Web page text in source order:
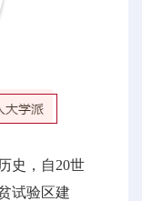
史，自20世
试验区建